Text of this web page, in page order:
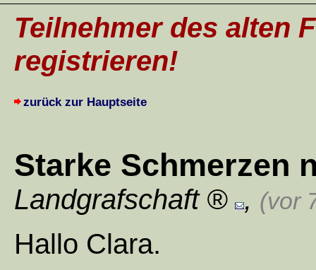
Teilnehmer des alten
registrieren!
zurück zur Hauptseite
Starke Schmerzen
Landgrafschaft , (vor
Hallo Clara.